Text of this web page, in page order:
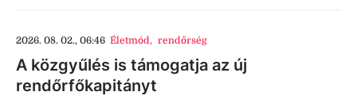
2026. 08. 02., 06:46 Életmód, rendőrség
A közgyűlés is támogatja az új
rendőrfőkapitányt